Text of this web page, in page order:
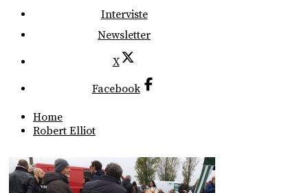
Interviste
Newsletter
X
Facebook
Home
Robert Elliot